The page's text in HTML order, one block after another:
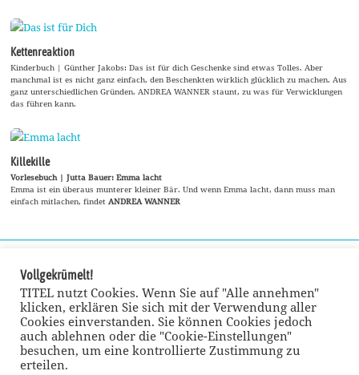
Kettenreaktion
Kinderbuch | Günther Jakobs: Das ist für dich Geschenke sind etwas Tolles. Aber
manchmal ist es nicht ganz einfach, den Beschenkten wirklich glücklich zu machen. Aus
ganz unterschiedlichen Gründen. ANDREA WANNER staunt, zu was für Verwicklungen
das führen kann.
Killekille
Vorlesebuch | Jutta Bauer: Emma lacht
Emma ist ein überaus munterer kleiner Bär. Und wenn Emma lacht, dann muss man
einfach mitlachen, findetANDREA WANNER
Vollgekrümelt!
TITEL nutzt Cookies. Wenn Sie auf "Alle annehmen"
klicken, erklären Sie sich mit der Verwendung aller
Cookies einverstanden. Sie können Cookies jedoch
auch ablehnen oder die "Cookie-Einstellungen"
besuchen, um eine kontrollierte Zustimmung zu
erteilen.